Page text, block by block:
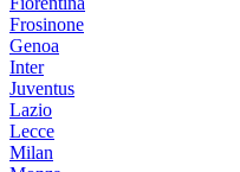
Frosinone
Genoa
Inter
Juventus
Lazio
Lecce
Milan